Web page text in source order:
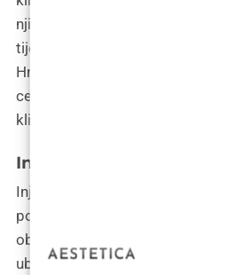
njihove brade, njihov se izgled
tijekom vremena zbog prirodnog
Hrvatskoj preporučuje da tražite
certificiran i ima veliko iskustvo u
klizne genioplastike.
Injekcijski fileri za bradu
Injekcijski fileri za bradu su
postupke povećanja i korekcije
obično napravljeni od
ubrizgavaju se u područje